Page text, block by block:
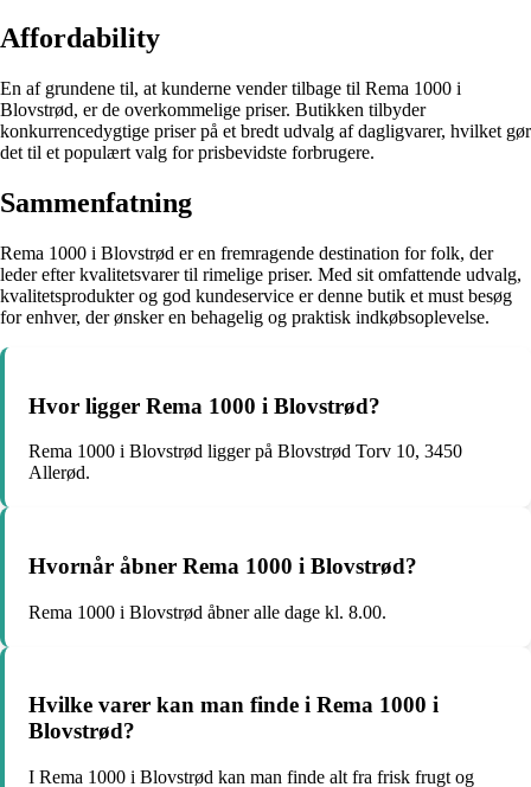
Affordability
En af grundene til, at kunderne vender tilbage til Rema 1000 i
Blovstrød, er de overkommelige priser. Butikken tilbyder
konkurrencedygtige priser på et bredt udvalg af dagligvarer, hvilket gør
det til et populært valg for prisbevidste forbrugere.
Sammenfatning
Rema 1000 i Blovstrød er en fremragende destination for folk, der
leder efter kvalitetsvarer til rimelige priser. Med sit omfattende udvalg,
kvalitetsprodukter og god kundeservice er denne butik et must besøg
for enhver, der ønsker en behagelig og praktisk indkøbsoplevelse.
Hvor ligger Rema 1000 i Blovstrød?
Rema 1000 i Blovstrød ligger på Blovstrød Torv 10, 3450
Allerød.
Hvornår åbner Rema 1000 i Blovstrød?
Rema 1000 i Blovstrød åbner alle dage kl. 8.00.
Hvilke varer kan man finde i Rema 1000 i
Blovstrød?
I Rema 1000 i Blovstrød kan man finde alt fra frisk frugt og